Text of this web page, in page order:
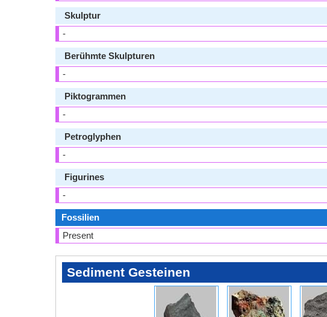
Skulptur
-
Berühmte Skulpturen
-
Piktogrammen
-
Petroglyphen
-
Figurines
-
Fossilien
Present
Sediment Gesteinen